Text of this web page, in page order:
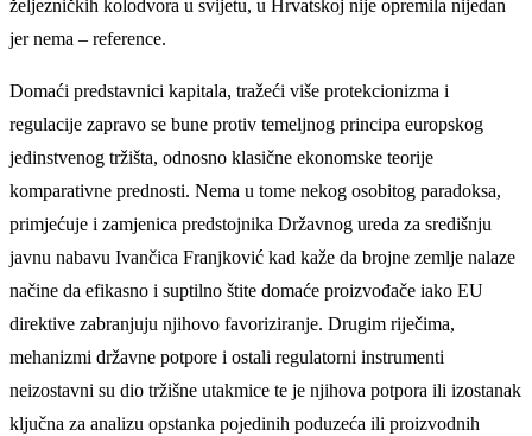
željezničkih kolodvora u svijetu, u Hrvatskoj nije opremila nijedan
jer nema – reference.
Domaći predstavnici kapitala, tražeći više protekcionizma i
regulacije zapravo se bune protiv temeljnog principa europskog
jedinstvenog tržišta, odnosno klasične ekonomske teorije
komparativne prednosti. Nema u tome nekog osobitog paradoksa,
primjećuje i zamjenica predstojnika Državnog ureda za središnju
javnu nabavu Ivančica Franjković kad kaže da brojne zemlje nalaze
načine da efikasno i suptilno štite domaće proizvođače iako EU
direktive zabranjuju njihovo favoriziranje. Drugim riječima,
mehanizmi državne potpore i ostali regulatorni instrumenti
neizostavni su dio tržišne utakmice te je njihova potpora ili izostanak
ključna za analizu opstanka pojedinih poduzeća ili proizvodnih